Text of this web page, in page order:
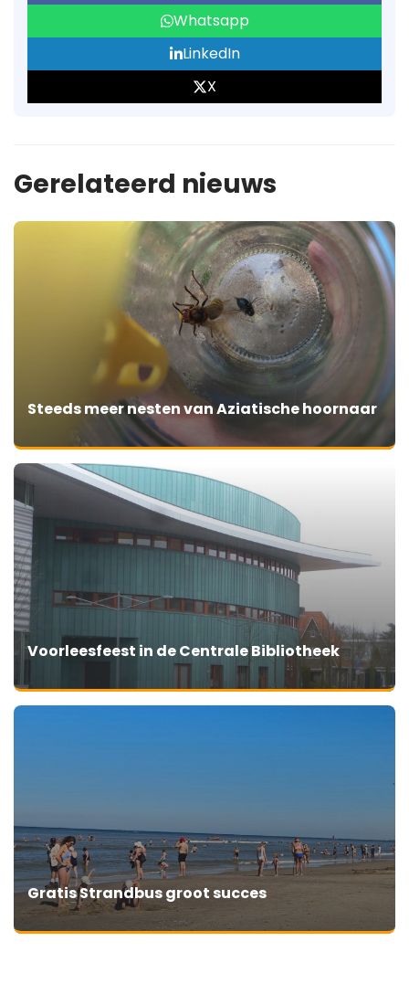
Whatsapp
LinkedIn
X
Gerelateerd nieuws
Steeds meer nesten van Aziatische hoornaar
Voorleesfeest in de Centrale Bibliotheek
Gratis Strandbus groot succes